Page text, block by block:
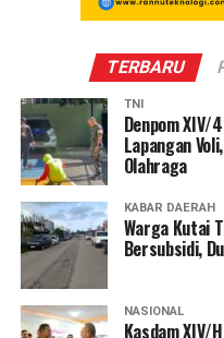
TERBARU
TNI
Denpom XIV/
Lapangan
Olahraga
KABAR DAERAH
Warga Kutai
Bersubsidi,
NASIONAL
Kasdam XIV/